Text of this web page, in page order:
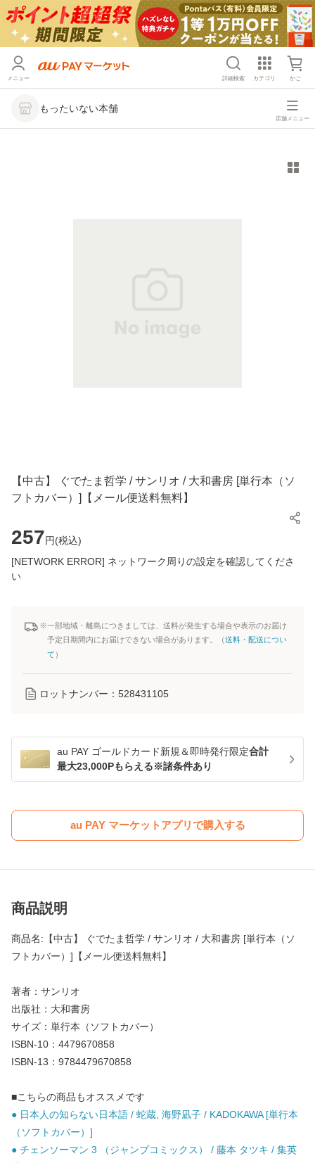
メニュー 詳細検索 カテゴリ かご
もったいない本舗
店舗メニュー
【中古】 ぐでたま哲学 / サンリオ / 大和書房 [単行本（ソ
フトカバー）]【メール便送料無料】
257円(税込)
[NETWORK ERROR] ネットワーク周りの設定を確認してくださ
い
※一部地域・離島につきましては、送料が発生する場合や表示のお届け
予定日期間内にお届けできない場合があります。（送料・配送につい
て ）
ロットナンバー： 528431105
au PAY ゴールドカード新規＆即時発行限定合計
最大23,000Pもらえる※諸条件あり
au PAY マーケットアプリで購入する
商品説明
商品名:【中古】 ぐでたま哲学 / サンリオ / 大和書房 [単行本（ソ
フトカバー）]【メール便送料無料】
著者：サンリオ
出版社：大和書房
サイズ：単行本（ソフトカバー）
ISBN-10：4479670858
ISBN-13：9784479670858
■こちらの商品もオススメです
● 日本人の知らない日本語 / 蛇蔵, 海野凪子 / KADOKAWA [単行本
（ソフトカバー）]
● チェンソーマン 3 （ジャンプコミックス） / 藤本 タツキ / 集英